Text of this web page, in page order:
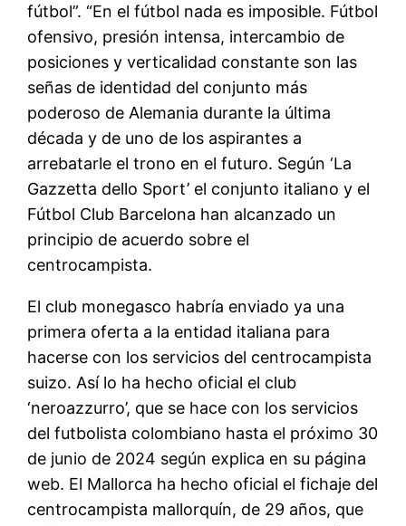
fútbol”. “En el fútbol nada es imposible. Fútbol
ofensivo, presión intensa, intercambio de
posiciones y verticalidad constante son las
señas de identidad del conjunto más
poderoso de Alemania durante la última
década y de uno de los aspirantes a
arrebatarle el trono en el futuro. Según ‘La
Gazzetta dello Sport’ el conjunto italiano y el
Fútbol Club Barcelona han alcanzado un
principio de acuerdo sobre el
centrocampista.
El club monegasco habría enviado ya una
primera oferta a la entidad italiana para
hacerse con los servicios del centrocampista
suizo. Así lo ha hecho oficial el club
‘neroazzurro’, que se hace con los servicios
del futbolista colombiano hasta el próximo 30
de junio de 2024 según explica en su página
web. El Mallorca ha hecho oficial el fichaje del
centrocampista mallorquín, de 29 años, que